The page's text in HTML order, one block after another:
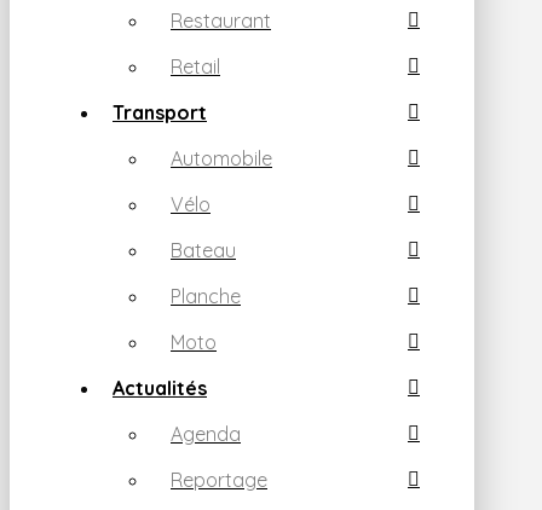
Restaurant
Retail
Transport
Automobile
Vélo
Bateau
Planche
Moto
Actualités
Agenda
Reportage